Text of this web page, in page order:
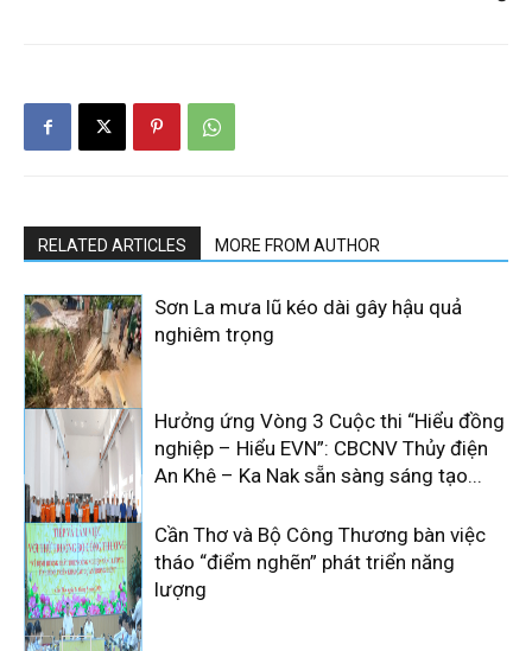
RELATED ARTICLES MORE FROM AUTHOR
Sơn La mưa lũ kéo dài gây hậu quả
nghiêm trọng
Hưởng ứng Vòng 3 Cuộc thi “Hiểu đồng
nghiệp – Hiểu EVN”: CBCNV Thủy điện
An Khê – Ka Nak sẵn sàng sáng tạo...
Cần Thơ và Bộ Công Thương bàn việc
tháo “điểm nghẽn” phát triển năng
lượng